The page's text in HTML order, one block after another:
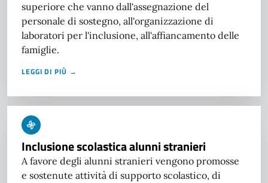
superiore che vanno dall'assegnazione del
personale di sostegno, all'organizzazione di
laboratori per l'inclusione, all'affiancamento delle
famiglie.
LEGGI DI PIÙ →
Inclusione scolastica alunni stranieri
A favore degli alunni stranieri vengono promosse
e sostenute attività di supporto scolastico, di